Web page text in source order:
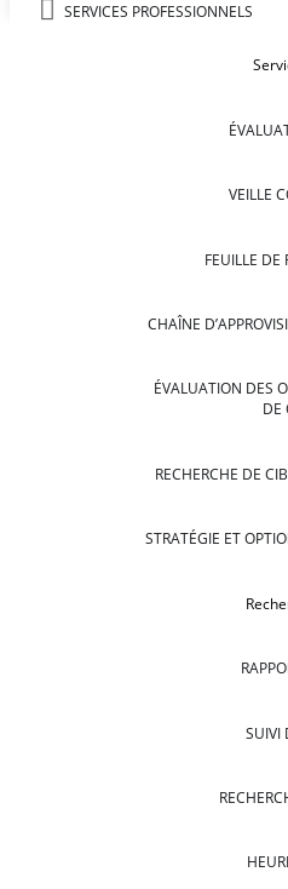
SERVICES PROFESSIONNELS
VEILLE
FEUILLE DE
CHAÎNE
ÉVALUATION DES
DE
RECHERCHE DE
STRATÉGIE ET
SUIVI